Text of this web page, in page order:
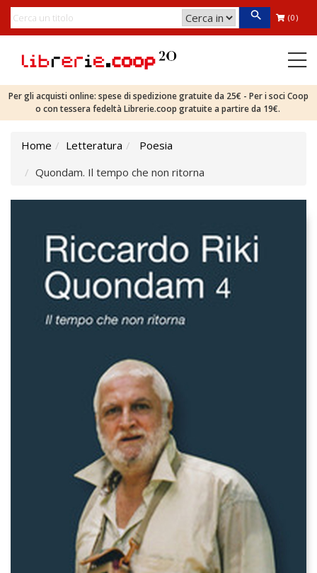
(0)
Per gli acquisti online: spese di spedizione gratuite da 25€ - Per i soci Coop
o con tessera fedeltà Librerie.coop gratuite a partire da 19€.
Home Letteratura
Poesia
Quondam. Il tempo che non ritorna